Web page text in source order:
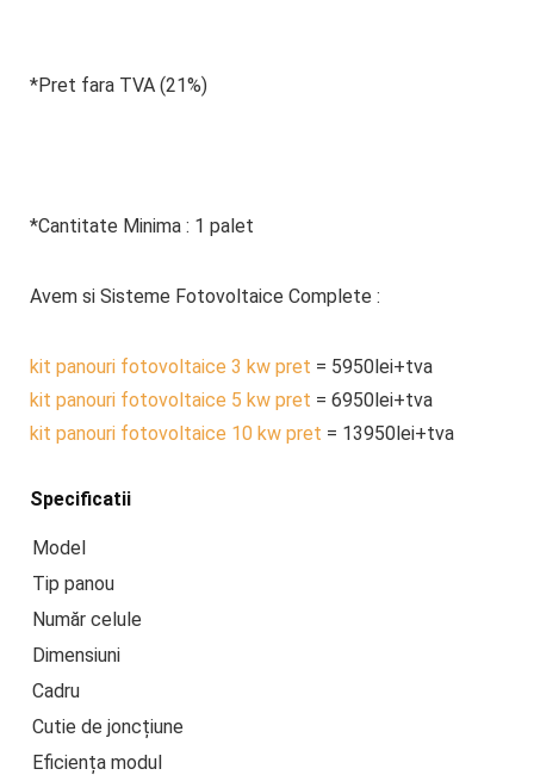
*Pret fara TVA (21%)
*Cantitate Minima : 1 palet
Avem si Sisteme Fotovoltaice Complete :
kit panouri fotovoltaice 3 kw pret = 5950lei+tva
kit panouri fotovoltaice 5 kw pret = 6950lei+tva
kit panouri fotovoltaice 10 kw pret = 13950lei+tva
Specificatii
Model
Tip panou
Număr celule
Dimensiuni
Cadru
Cutie de joncțiune
Eficiența modul